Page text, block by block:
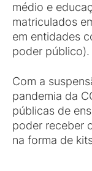
médio e
matriculados
em entidades
poder público).
Com a
pandemia da
públicas de
poder receber
na forma de